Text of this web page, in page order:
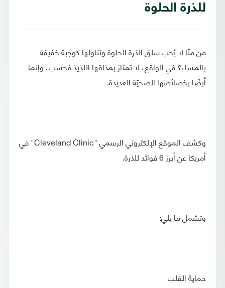
للذرة الحلوة
من منّا لا يُحب سلق الذرة الحلوة وتناولها كوجبة خفيفة
بالمساء؟ في الواقع، لا تمتاز بمذاقها اللذيذ فحسب، وإنما
أيضًا بخصائصها الصحيّة العديدة.
وكشف الموقع الإلكتروني الرسمي "Cleveland Clinic" في
أمريكا عن أبرز 6 فوائد للذرة.
وتشمل ما يلي:
حماية القلب